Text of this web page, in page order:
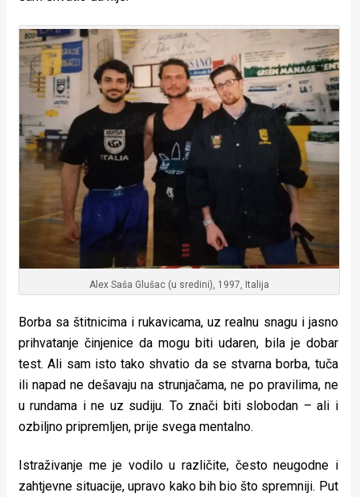
Alex Saša Glušac (u sredini), 1997, Italija
Borba sa štitnicima i rukavicama, uz realnu snagu i jasno
prihvatanje činjenice da mogu biti udaren, bila je dobar
test. Ali sam isto tako shvatio da se stvarna borba, tuča
ili napad ne dešavaju na strunjačama, ne po pravilima, ne
u rundama i ne uz sudiju. To znači biti slobodan – ali i
ozbiljno pripremljen, prije svega mentalno.
Istraživanje me je vodilo u različite, često neugodne i
zahtjevne situacije, upravo kako bih bio što spremniji. Put